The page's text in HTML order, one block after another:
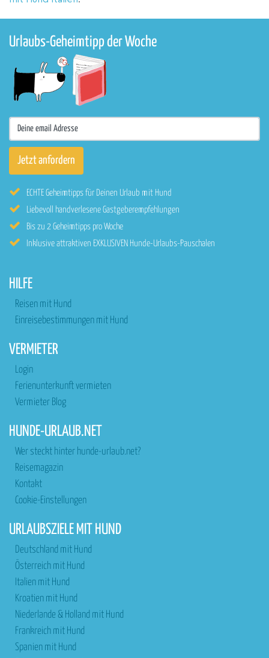
Urlaubs-Geheimtipp der Woche
ECHTE Geheimtipps für Deinen Urlaub mit Hund
Liebevoll handverlesene Gastgeberempfehlungen
Bis zu 2 Geheimtipps pro Woche
Inklusive attraktiven EXKLUSIVEN Hunde-Urlaubs-Pauschalen
HILFE
Reisen mit Hund
Einreisebestimmungen mit Hund
VERMIETER
Login
Ferienunterkunft vermieten
Vermieter Blog
HUNDE-URLAUB.NET
Wer steckt hinter hunde-urlaub.net?
Reisemagazin
Kontakt
Cookie-Einstellungen
URLAUBSZIELE MIT HUND
Deutschland mit Hund
Österreich mit Hund
Italien mit Hund
Kroatien mit Hund
Niederlande & Holland mit Hund
Frankreich mit Hund
Spanien mit Hund